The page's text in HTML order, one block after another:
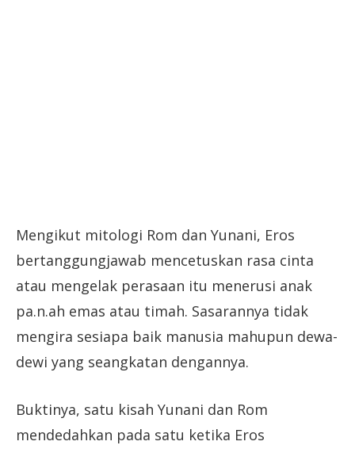
Mengikut mitologi Rom dan Yunani, Eros
bertanggungjawab mencetuskan rasa cinta
atau mengelak perasaan itu menerusi anak
pa.n.ah emas atau timah. Sasarannya tidak
mengira sesiapa baik manusia mahupun dewa-
dewi yang seangkatan dengannya.
Buktinya, satu kisah Yunani dan Rom
mendedahkan pada satu ketika Eros